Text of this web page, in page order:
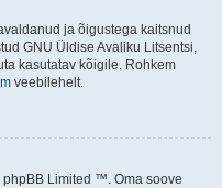
ja õigustega kaitsnud
GNU Üldise Avaliku Litsentsi,
kasutatav kõigile. Rohkem
veebilehelt.
Limited ™. Oma soove